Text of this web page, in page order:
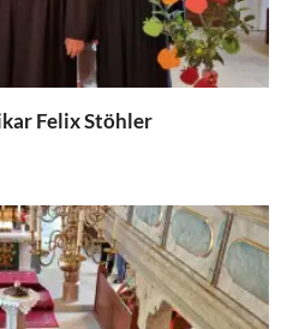
Felix Stöhler